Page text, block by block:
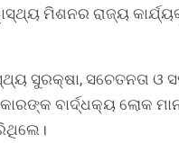
ମିଶନର ରାଜ୍ୟ
ସୁରକ୍ଷା, ସଚେତନତା
ବାର୍ଦ୍ଧକ୍ୟ ଲୋକ